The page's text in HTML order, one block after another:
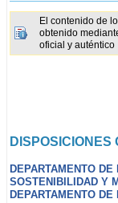
El contenido de
obtenido
oficial y auténtico
DISPOSICIONES
DEPARTAMENTO
SOSTENIBILIDAD Y
DEPARTAMENTO